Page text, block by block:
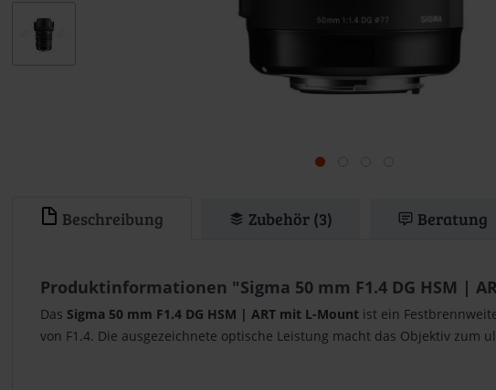
Beschreibung Zubehör (3) Beratung
Produktinformationen "Sigma 50 mm F1.4 DG HSM |
Das Sigma 50 mm F1.4 DG HSM | ART mit L-Mount ist ein
von F1.4. Die ausgezeichnete optische Leistung macht das Objektiv zum